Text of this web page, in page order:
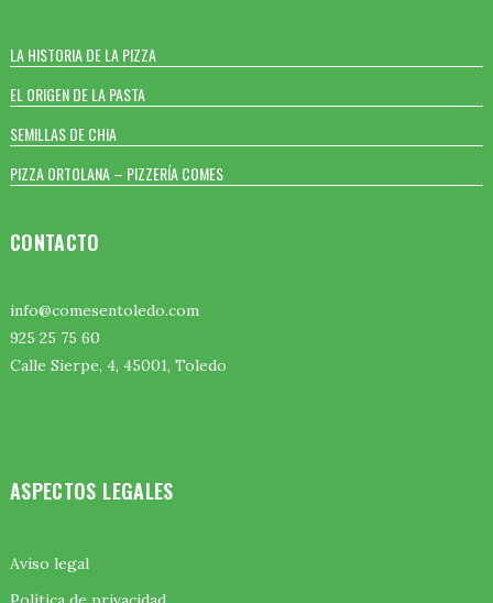
LA HISTORIA DE LA PIZZA
EL ORIGEN DE LA PASTA
SEMILLAS DE CHIA
PIZZA ORTOLANA – PIZZERÍA COMES
CONTACTO
info@comesentoledo.com
925 25 75 60
Calle Sierpe, 4, 45001, Toledo
ASPECTOS LEGALES
Aviso legal